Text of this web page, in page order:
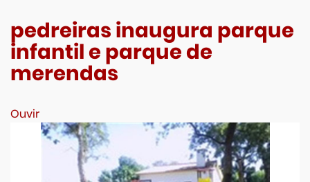
pedreiras inaugura parque
infantil e parque de
merendas
Ouvir